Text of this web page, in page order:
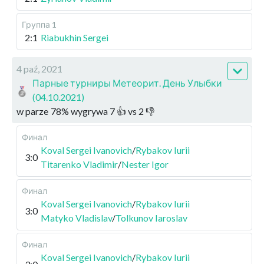
Группа 1
2:1 Riabukhin Sergei
4 paź, 2021
Парные турниры Метеорит. День Улыбки
(04.10.2021)
w parze 78% wygrywa 7 👍 vs 2 👎
Финал
3:0
Koval Sergei Ivanovich/Rybakov Iurii
Titarenko Vladimir/Nester Igor
Финал
3:0
Koval Sergei Ivanovich/Rybakov Iurii
Matyko Vladislav/Tolkunov Iaroslav
Финал
Koval Sergei Ivanovich/Rybakov Iurii